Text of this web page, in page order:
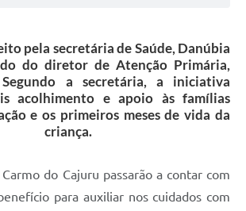
pela secretária de Saúde, Danúbia
do diretor de Atenção Primária,
a secretária, a iniciativa
acolhimento e apoio às famílias
e os primeiros meses de vida da
criança.
do Cajuru passarão a contar com
para auxiliar nos cuidados com